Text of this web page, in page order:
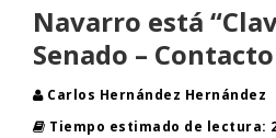
Navarro está
Senado –
Carlos Hernández Hernández
Tiempo estimado de lectura: